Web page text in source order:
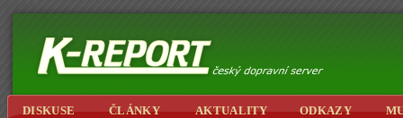
DISKUSE ČLÁNKY AKTUALITY ODKAZY